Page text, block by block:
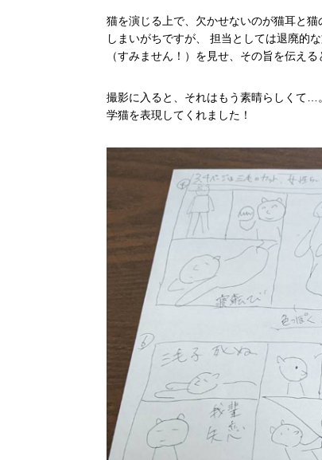
猫を演じる上で、欠かせないのが猫耳と
しまいがちですが、 担当としては退廃的
（すみません！）を見せ、その旨を伝え
撮影に入ると、それはもう素晴らしくて…
学猫を表現してくれました！